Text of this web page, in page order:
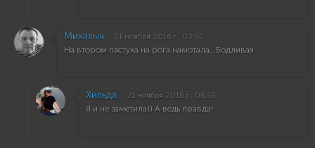
Михалыч 21 ноября 2016 г., 03:57
На втором пастуха на рога намотала...Бодливая .
Хильда 21 ноября 2016 г., 06:58
Я и не заметила)) А ведь правда!